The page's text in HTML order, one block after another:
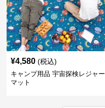
¥4,580 (税込)
キャンプ用品 宇宙探検レジャー
マット